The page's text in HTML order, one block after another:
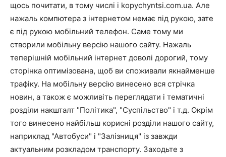
щось почитати, в тому числі і kopychyntsi.com.ua. Але
нажаль компютера з інтернетом немає під рукою, зате
є під рукою мобільний телефон. Саме тому ми
створили мобільну версію нашого сайту. Нажаль
теперішній мобільний інтернет доволі дорогий, тому
сторінка оптимізована, щоб ви споживали якнайменше
трафіку. На мобільну версію винесено вся стрічка
новин, а також є можливіть переглядати і тематичні
розділи накшталт "Політика", "Суспільство" і т.д. Окрім
того винесено найбільш корисні розділи нашого сайту,
наприклад "Автобуси" і "Залізниця" із завжди
актуальним розкладом транспорту. Заходьте з